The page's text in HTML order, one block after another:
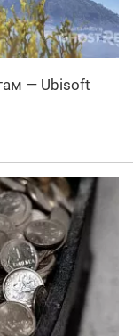
— Ubisoft